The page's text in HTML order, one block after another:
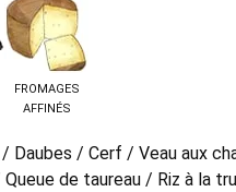
FROMAGES
AFFINÉS
/ Daubes / Cerf / Veau aux
Queue de taureau / Riz à la